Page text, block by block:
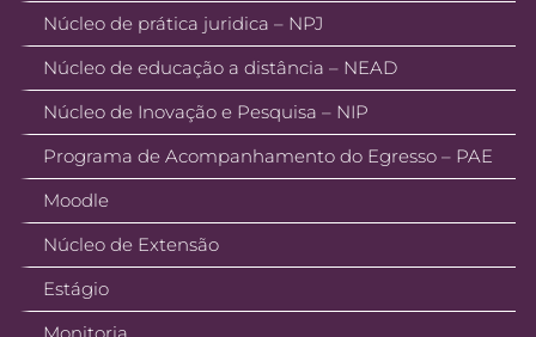
Núcleo de prática juridica – NPJ
Núcleo de educação a distância – NEAD
Núcleo de Inovação e Pesquisa – NIP
Programa de Acompanhamento do Egresso – PAE
Moodle
Núcleo de Extensão
Estágio